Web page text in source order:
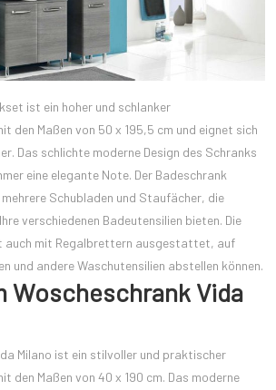
ist ein hoher und schlanker
den Maßen von 50 x 195,5 cm und eignet sich
Das schlichte moderne Design des Schranks
eine elegante Note. Der Badeschrank
Schubladen und Staufächer, die
verschiedenen Badeutensilien bieten. Die
auch mit Regalbrettern ausgestattet, auf
und andere Waschutensilien abstellen können.
Woscheschrank Vida
Milano ist ein stilvoller und praktischer
den Maßen von 40 x 190 cm. Das moderne